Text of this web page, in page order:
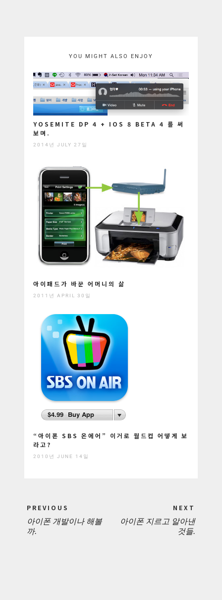
YOU MIGHT ALSO ENJOY
YOSEMITE DP 4 + IOS 8 BETA 4 를 써
보며.
2014년 JULY 27일
아이패드가 바꾼 어머니의 삶
2011년 APRIL 30일
“아이폰 SBS 온에어” 이거로 월드컵 어떻게 보
라고?
2010년 JUNE 14일
navigation
PREVIOUS
PREVIOUS
아이폰 개발이나 해볼
까.
NEXT
아이폰 지르고 알아낸
것들.